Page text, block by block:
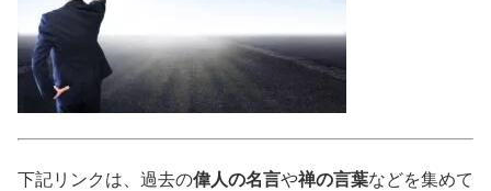
下記リンクは、過去の偉人の名言や禅の言葉などを集めて